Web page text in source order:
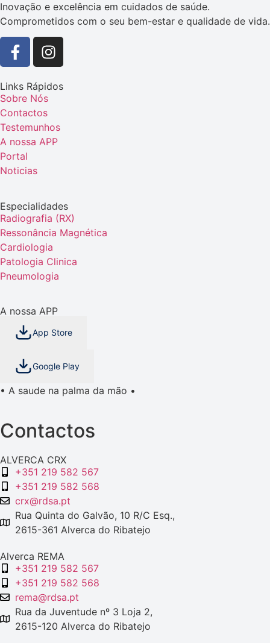
Inovação e excelência em cuidados de saúde.
Comprometidos com o seu bem-estar e qualidade de vida.
Links Rápidos
Sobre Nós
Contactos
Testemunhos
A nossa APP
Portal
Noticias
Especialidades
Radiografia (RX)
Ressonância Magnética
Cardiologia
Patologia Clinica
Pneumologia
A nossa APP
App Store
Google Play
• A saude na palma da mão •
Contactos
ALVERCA CRX
+351 219 582 567
+351 219 582 568
crx@rdsa.pt
Rua Quinta do Galvão, 10 R/C Esq.,
2615-361 Alverca do Ribatejo
Alverca REMA
+351 219 582 567
+351 219 582 568
rema@rdsa.pt
Rua da Juventude nº 3 Loja 2,
2615-120 Alverca do Ribatejo